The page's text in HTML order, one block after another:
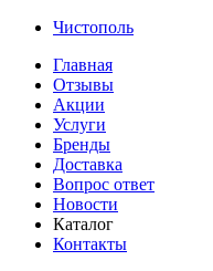
Чистополь
Главная
Отзывы
Акции
Услуги
Бренды
Доставка
Вопрос ответ
Новости
Каталог
Контакты